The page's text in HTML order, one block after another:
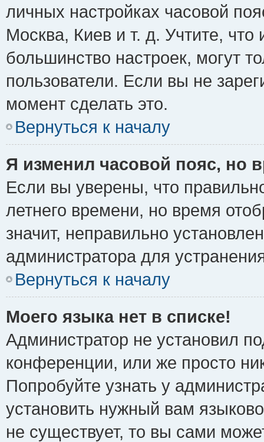
личных настройках часовой
Москва, Киев и т. д. Учтите, что
большинство настроек, могут
пользователи. Если вы не
момент сделать это.
Вернуться к началу
Я изменил часовой пояс, но
Если вы уверены, что
летнего времени, но время
значит, неправильно
администратора для
Вернуться к началу
Моего языка нет в списке!
Администратор не установил
конференции, или же просто
Попробуйте узнать у
установить нужный вам
не существует, то вы сами